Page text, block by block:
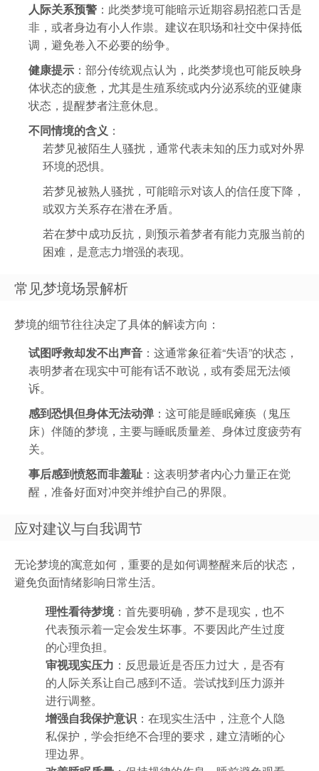
人际关系预警 ：此类梦境可能暗示近期容易招惹口舌是
非，或者身边有小人作祟。建议在职场和社交中保持低
调，避免卷入不必要的纷争。
健康提示 ：部分传统观点认为，此类梦境也可能反映身
体状态的疲惫，尤其是生殖系统或内分泌系统的亚健康
状态，提醒梦者注意休息。
不同情境的含义 ：
若梦见被陌生人骚扰，通常代表未知的压力或对外界
环境的恐惧。
若梦见被熟人骚扰，可能暗示对该人的信任度下降，
或双方关系存在潜在矛盾。
若在梦中成功反抗，则预示着梦者有能力克服当前的
困难，是意志力增强的表现。
常见梦境场景解析
梦境的细节往往决定了具体的解读方向：
试图呼救却发不出声音 ：这通常象征着“失语”的状态，
表明梦者在现实中可能有话不敢说，或有委屈无法倾
诉。
感到恐惧但身体无法动弹：这可能是睡眠瘫痪（鬼压
床）伴随的梦境，主要与睡眠质量差、身体过度疲劳有
关。
事后感到愤怒而非羞耻 ：这表明梦者内心力量正在觉
醒，准备好面对冲突并维护自己的界限。
应对建议与自我调节
无论梦境的寓意如何，重要的是如何调整醒来后的状态，
避免负面情绪影响日常生活。
理性看待梦境：首先要明确，梦不是现实，也不
代表预示着一定会发生坏事。不要因此产生过度
的心理负担。
审视现实压力 ：反思最近是否压力过大，是否有
的人际关系让自己感到不适。尝试找到压力源并
进行调整。
增强自我保护意识 ：在现实生活中，注意个人隐
私保护，学会拒绝不合理的要求，建立清晰的心
理边界。